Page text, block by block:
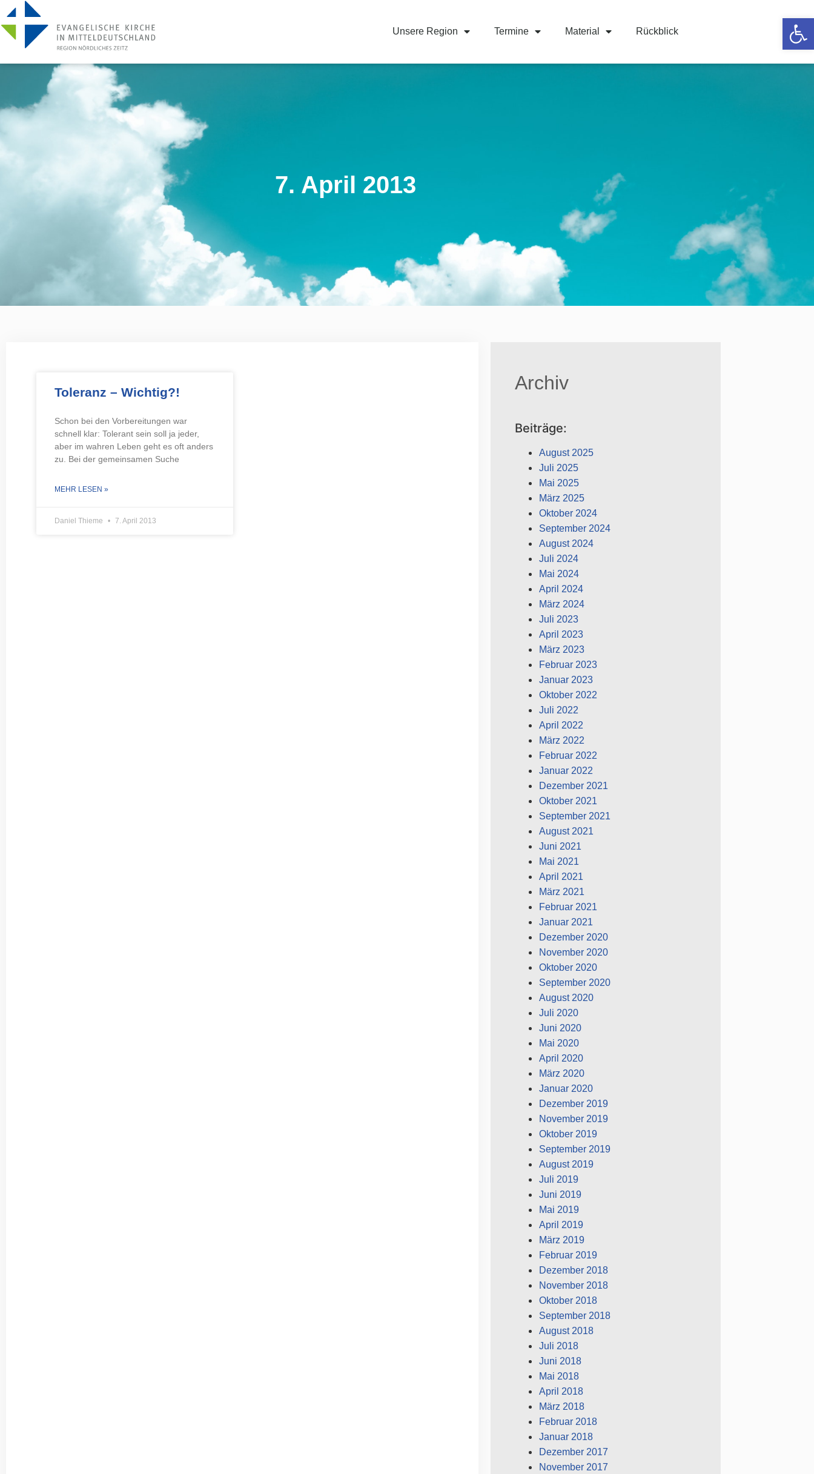
Unsere Region Termine Material Rückblick
7. April 2013
Toleranz – Wichtig?!
Schon bei den Vorbereitungen war
schnell klar: Tolerant sein soll ja jeder,
aber im wahren Leben geht es oft anders
zu. Bei der gemeinsamen Suche
MEHR LESEN »
Daniel Thieme 7. April 2013
Archiv
Beiträge:
August 2025
Juli 2025
Mai 2025
März 2025
Oktober 2024
September 2024
August 2024
Juli 2024
Mai 2024
April 2024
März 2024
Juli 2023
April 2023
März 2023
Februar 2023
Januar 2023
Oktober 2022
Juli 2022
April 2022
März 2022
Februar 2022
Januar 2022
Dezember 2021
Oktober 2021
September 2021
August 2021
Juni 2021
Mai 2021
April 2021
März 2021
Februar 2021
Januar 2021
Dezember 2020
November 2020
Oktober 2020
September 2020
August 2020
Juli 2020
Juni 2020
Mai 2020
April 2020
März 2020
Januar 2020
Dezember 2019
November 2019
Oktober 2019
September 2019
August 2019
Juli 2019
Juni 2019
Mai 2019
April 2019
März 2019
Februar 2019
Dezember 2018
November 2018
Oktober 2018
September 2018
August 2018
Juli 2018
Juni 2018
Mai 2018
April 2018
März 2018
Februar 2018
Januar 2018
Dezember 2017
November 2017